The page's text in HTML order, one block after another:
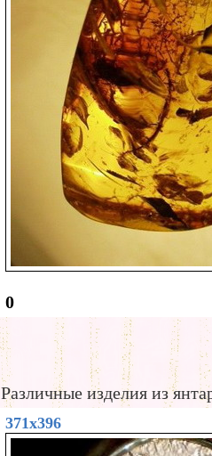
0
Различные изделия из
371x396